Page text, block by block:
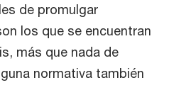
de promulgar
los que se encuentran
más que nada de
normativa también